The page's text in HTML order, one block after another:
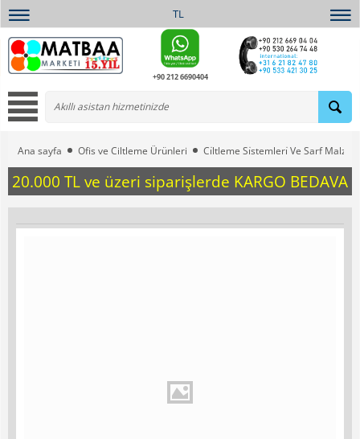
TL
+90 212 6690404
Ana sayfa Ofis ve Ciltleme Ürünleri Ci̇ltleme Si̇stemleri̇ Ve Sarf
20.000 TL ve üzeri siparişlerde KARGO BEDAVA